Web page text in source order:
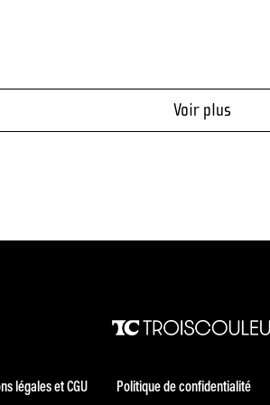
Voir plus
légales et CGU Politique de confidentialité